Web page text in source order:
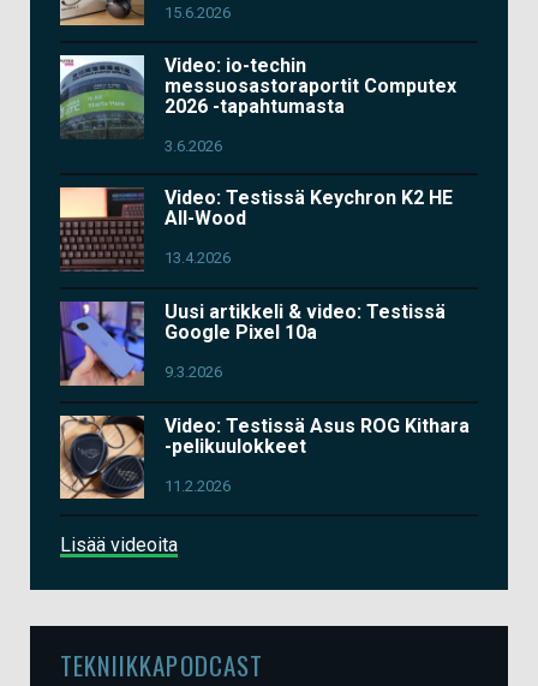
15.6.2026
Video: io-techin
messuosastoraportit Computex
2026 -tapahtumasta
3.6.2026
Video: Testissä Keychron K2 HE
All-Wood
13.4.2026
Uusi artikkeli & video: Testissä
Google Pixel 10a
9.3.2026
Video: Testissä Asus ROG Kithara
-pelikuulokkeet
11.2.2026
Lisää videoita
TEKNIIKKAPODCAST